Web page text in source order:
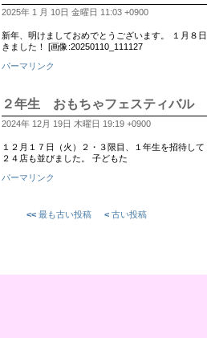
2025年 1 月 10日 金曜日 11:03 +0900
新年、明けましておめでとうございます。 １月８
きました！ [画像:20250110_111127
パーマリンク
２年生 おもちゃフェスティバル
2024年 12月 19日 木曜日 19:19 +0900
１２月１７日（火）２・３限目、１年生を招待し
２４店も並びました。 子どもた
パーマリンク
<< 最も古い投稿 < 古い投稿